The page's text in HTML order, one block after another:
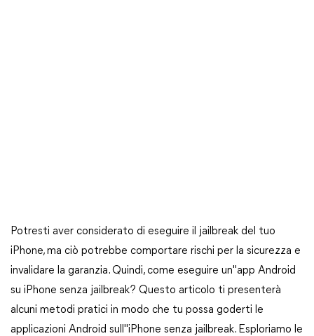
Potresti aver considerato di eseguire il jailbreak del tuo
iPhone, ma ciò potrebbe comportare rischi per la sicurezza e
invalidare la garanzia. Quindi, come eseguire un"app Android
su iPhone senza jailbreak? Questo articolo ti presenterà
alcuni metodi pratici in modo che tu possa goderti le
applicazioni Android sull"iPhone senza jailbreak. Esploriamo le